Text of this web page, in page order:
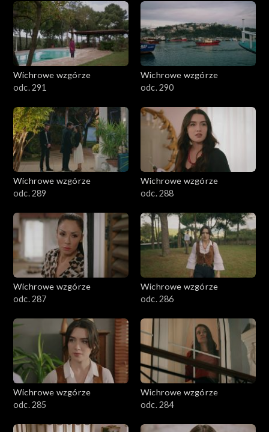
Wichrowe wzgórze
odc. 291
Wichrowe wzgórze
odc. 290
Wichrowe wzgórze
odc. 289
Wichrowe wzgórze
odc. 288
Wichrowe wzgórze
odc. 287
Wichrowe wzgórze
odc. 286
Wichrowe wzgórze
odc. 285
Wichrowe wzgórze
odc. 284